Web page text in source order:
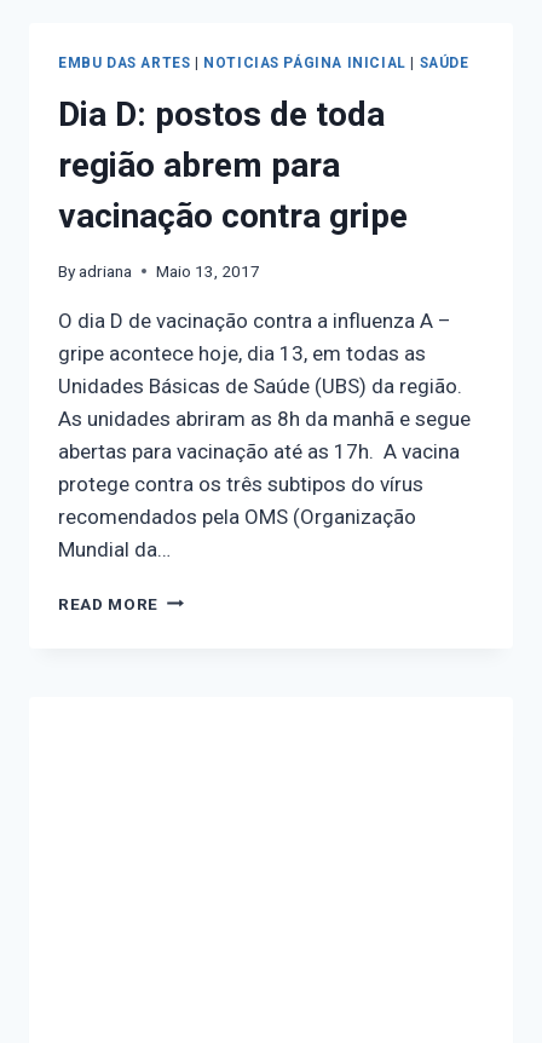
EMBU DAS ARTES NOTICIAS PÁGINA INICIAL SAÚDE
Dia D: postos de toda
região abrem para
vacinação contra gripe
Byadriana Maio 13, 2017
O dia D de vacinação contra a influenza A –
gripe acontece hoje, dia 13, em todas as
Unidades Básicas de Saúde (UBS) da região.
As unidades abriram as 8h da manhã e segue
abertas para vacinação até as 17h. A vacina
protege contra os três subtipos do vírus
recomendados pela OMS (Organização
Mundial da…
READ MORE